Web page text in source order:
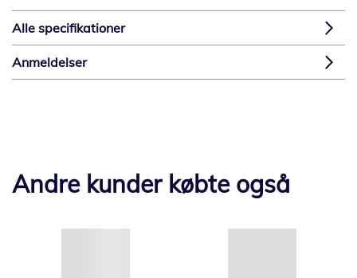
Alle specifikationer
Anmeldelser
Andre kunder købte også